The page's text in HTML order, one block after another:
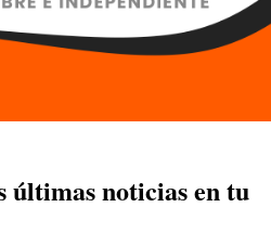
últimas noticias en tu